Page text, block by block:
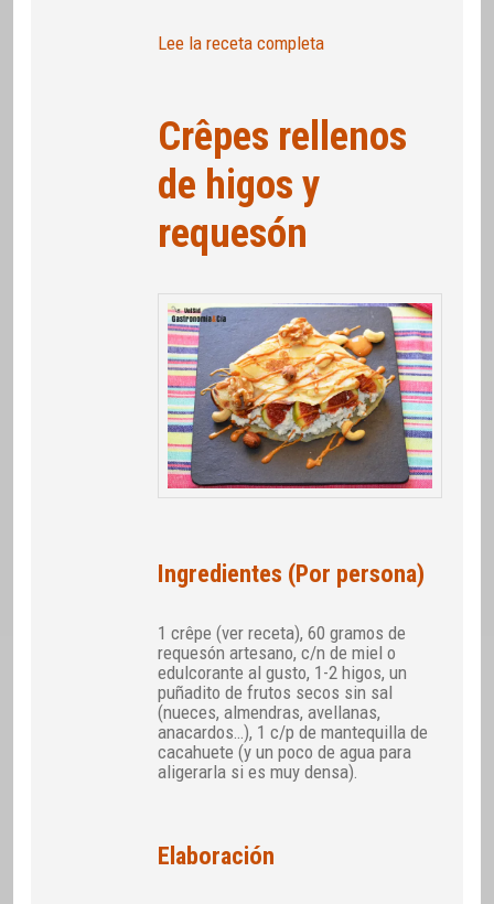
Lee la receta completa
Crêpes rellenos
de higos y
requesón
Ingredientes (Por persona)
1 crêpe (ver receta), 60 gramos de
requesón artesano, c/n de miel o
edulcorante al gusto, 1-2 higos, un
puñadito de frutos secos sin sal
(nueces, almendras, avellanas,
anacardos…), 1 c/p de mantequilla de
cacahuete (y un poco de agua para
aligerarla si es muy densa).
Elaboración